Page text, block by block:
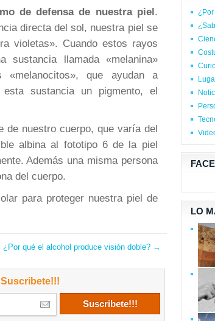
de defensa de nuestra piel.
directa del sol, nuestra piel se
violetas». Cuando estos rayos
sustancia llamada «melanina»
«melanocitos», que ayudan a
sustancia un pigmento, el
de nuestro cuerpo, que varía del
albina al fototipo 6 de la piel
Además una misma persona
del cuerpo.
para proteger nuestra piel de
¿Por qué el alcohol produce visión doble? →
LO